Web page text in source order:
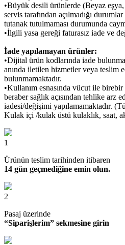
•Büyük desili ürünlerde (Beyaz
servis tarafından açılmadığı
tutanak tutulmaması durumunda
•İlgili yasa gereği faturasız iade ve
İade yapılamayan ürünler:
•Dijital ürün kodlarında iade
anında iletilen hizmetler veya teslim
bulunmamaktadır.
•Kullanım esnasında vücut ile
beraber sağlık açısından tehlike arz
iadesi/değişimi yapılamamaktadır.
Kulak içi /kulak üstü kulaklık, saat,
1
Ürünün teslim tarihinden itibaren
14 gün geçmediğine emin olun.
2
Pasaj üzerinde
“Siparişlerim” sekmesine girin